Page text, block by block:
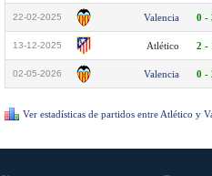
22-02-2025 Valencia 0 -
13-12-2025 Atlético 2 -
02-05-2026 Valencia 0 -
Ver estadísticas de partidos entre Atlético y